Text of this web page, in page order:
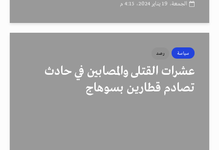
الجمعة، 19 يناير 2024، 4:15 م
سياسة رصد
عشرات القتلى والمصابين في حادث
تصادم قطارين بسوهاج